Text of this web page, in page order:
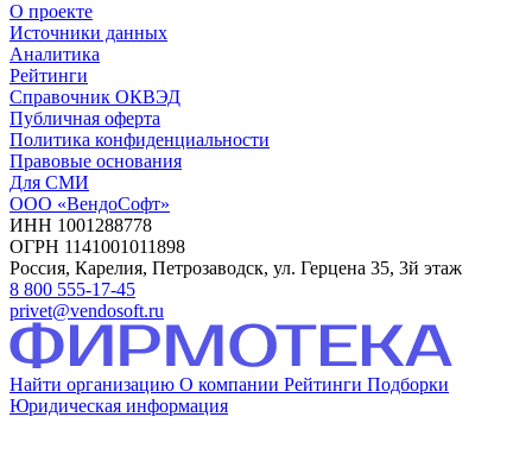
О проекте
Источники данных
Аналитика
Рейтинги
Справочник ОКВЭД
Публичная оферта
Политика конфиденциальности
Правовые основания
Для СМИ
ООО «ВендоСофт»
ИНН 1001288778
ОГРН 1141001011898
Россия, Карелия, Петрозаводск, ул. Герцена 35, 3й этаж
8 800 555-17-45
privet@vendosoft.ru
Найти организацию О компании Рейтинги Подборки
Юридическая информация